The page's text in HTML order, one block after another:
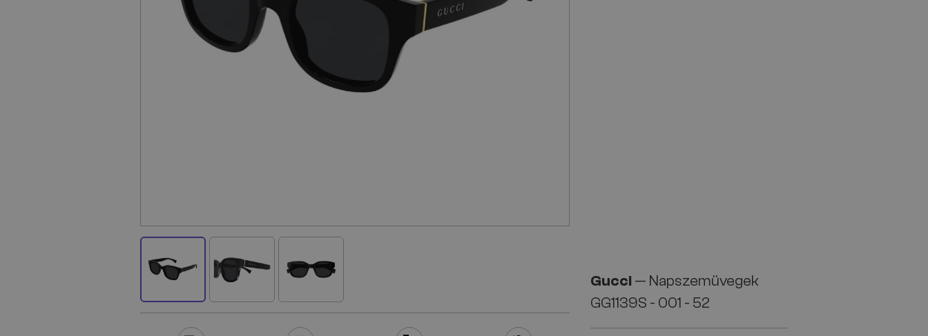
Gucci— Napszemüvegek
GG1139S - 001 - 52